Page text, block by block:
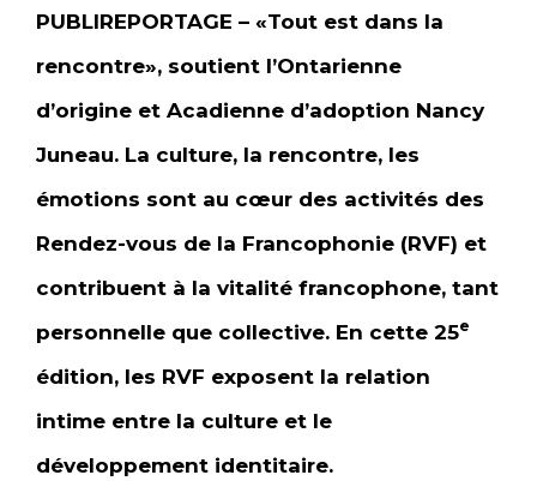
PUBLIREPORTAGE – «Tout est dans la
rencontre», soutient l’Ontarienne
d’origine et Acadienne d’adoption Nancy
Juneau. La culture, la rencontre, les
émotions sont au cœur des activités des
Rendez-vous de la Francophonie (RVF) et
contribuent à la vitalité francophone, tant
personnelle que collective. En cette 25e
édition, les RVF exposent la relation
intime entre la culture et le
développement identitaire.